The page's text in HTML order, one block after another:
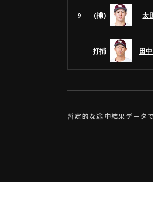
9 (捕) 太
打捕 田
暫定的な途中結果データ